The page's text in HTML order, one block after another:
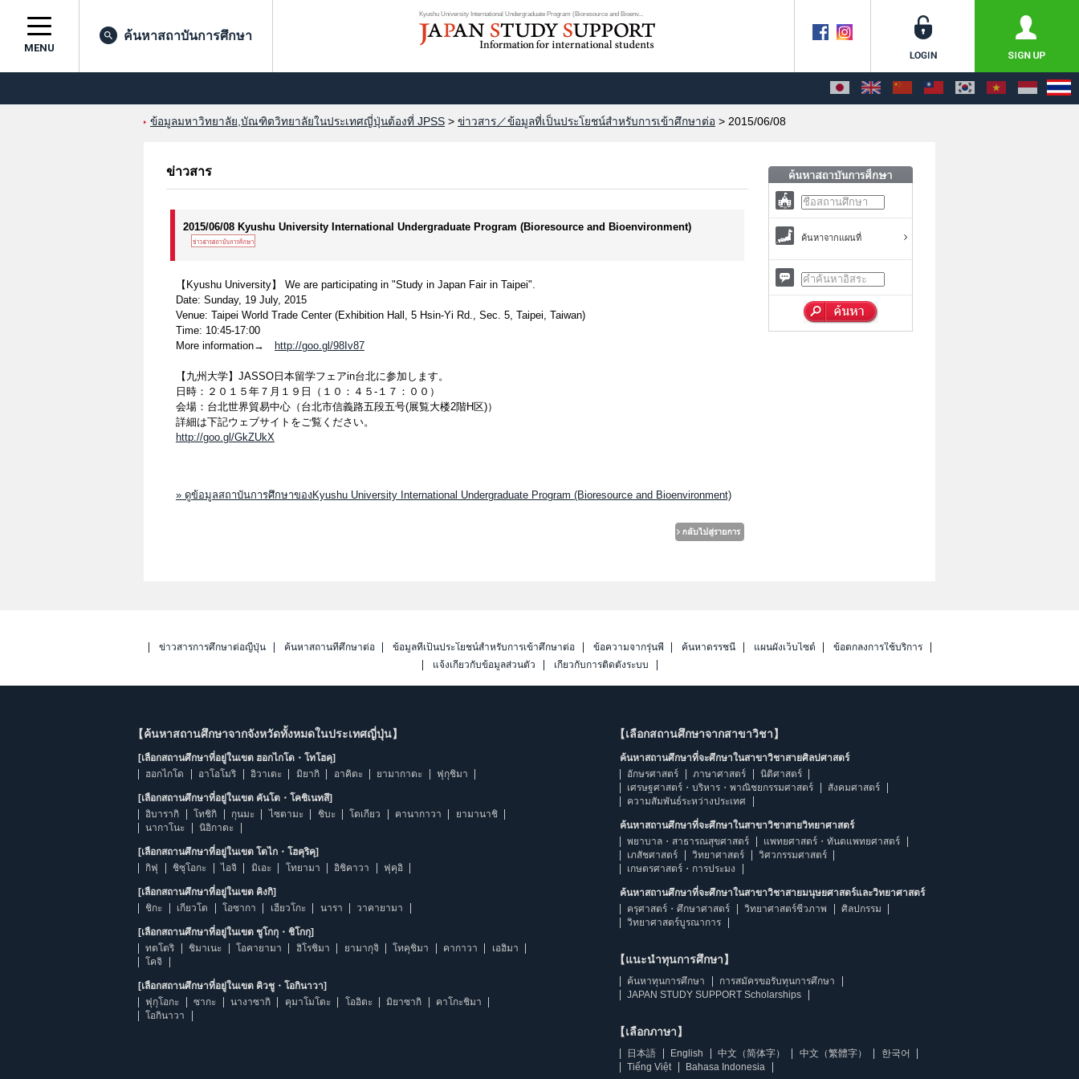
Kyushu University International Undergraduate Program (Bioresource and Bioenv...
MENU
ค้นหาสถาบันการศึกษา
ข้อมูลมหาวิทยาลัย,บัณฑิตวิทยาลัยในประเทศญี่ปุ่นต้องที่ JPSS > ข่าวสาร／ข้อมูลที่เป็นประโยชน์สำหรับการเข้าศึกษาต่อ > 2015/06/08
ข่าวสาร
2015/06/08 Kyushu University International Undergraduate Program (Bioresource and Bioenvironment)
【Kyushu University】 We are participating in "Study in Japan Fair in Taipei".
Date: Sunday, 19 July, 2015
Venue: Taipei World Trade Center (Exhibition Hall, 5 Hsin-Yi Rd., Sec. 5, Taipei, Taiwan)
Time: 10:45-17:00
More information→
http://goo.gl/98Iv87
【九州大学】JASSO日本留学フェアin台北に参加します。
日時：２０１５年７月１９日（１０：４５-１７：００）
会場：台北世界貿易中心（台北市信義路五段五号(展覧大楼2階H区)）
詳細は下記ウェブサイトをご覧ください。
http://goo.gl/GkZUkX
» ดูข้อมูลสถาบันการศึกษาของKyushu University International Undergraduate Program (Bioresource and Bioenvironment)
ค้นหาจากแผนที่
ข่าวสารการศึกษาต่อญี่ปุ่น ค้นหาสถานที่ศึกษาต่อ ข้อมูลที่เป็นประโยชน์สำหรับการเข้าศึกษาต่อ ข้อความจากรุ่นพี่ ค้นหาดรรชนี แผนผังเว็บไซต์
ข้อตกลงการใช้บริการ
แจ้งเกี่ยวกับข้อมูลส่วนตัว
เกี่ยวกับการติดตั้งระบบ
【ค้นหาสถานศึกษาจากจังหวัดทั้งหมดในประเทศญี่ปุ่น】
[เลือกสถานศึกษาที่อยู่ในเขต ฮอกไกโด・โทโฮคุ]
ฮอกไกโด
อาโอโมริ อิวาเตะ มิยากิ อาคิตะ ยามากาตะ ฟุกุชิมา
[เลือกสถานศึกษาที่อยู่ในเขต คันโต・โคชิเนทสึ]
อิบารากิ
โทชิกิ กุนมะ ไซตามะ ชิบะ โตเกียว คานากาวา
ยามานาชิ
นากาโนะ
นิอิกาตะ
[เลือกสถานศึกษาที่อยู่ในเขต โตไก・โฮคุริคุ]
กิฟุ
ชิซุโอกะ ไอจิ มิเอะ โทยามา อิชิคาวา ฟุคุอิ
[เลือกสถานศึกษาที่อยู่ในเขต คิงกิ]
ชิกะ
เกียวโต โอซากา เฮียวโกะ นารา วาคายามา
[เลือกสถานศึกษาที่อยู่ในเขต ชูโกกุ・ชิโกกุ]
ทตโตริ
ชิมาเนะ โอคายามา ฮิโรชิมา ยามากุจิ โทคุชิมา คากาวา
เอฮิมา
โคจิ
[เลือกสถานศึกษาที่อยู่ในเขต คิวชู・โอกินาวา]
ฟุกุโอกะ
ซากะ นางาซากิ คุมาโมโตะ โออิตะ มิยาซากิ
คาโกะชิมา
โอกินาวา
【เลือกสถานศึกษาจากสาขาวิชา】
ค้นหาสถานศึกษาที่จะศึกษาในสาขาวิชาสายศิลปศาสตร์
อักษรศาสตร์
ภาษาศาสตร์
นิติศาสตร์
เศรษฐศาสตร์・บริหาร・พาณิชยกรรมศาสตร์
สังคมศาสตร์
ความสัมพันธ์ระหว่างประเทศ
ค้นหาสถานศึกษาที่จะศึกษาในสาขาวิชาสายวิทยาศาสตร์
พยาบาล・สาธารณสุขศาสตร์
แพทยศาสตร์・ทันตแพทยศาสตร์
เภสัชศาสตร์
วิทยาศาสตร์
วิศวกรรมศาสตร์
เกษตรศาสตร์・การประมง
ค้นหาสถานศึกษาที่จะศึกษาในสาขาวิชาสายมนุษยศาสตร์และวิทยาศาสตร์
ครุศาสตร์・ศึกษาศาสตร์
วิทยาศาสตร์ชีวภาพ
ศิลปกรรม
วิทยาศาสตร์บูรณาการ
【แนะนำทุนการศึกษา】
ค้นหาทุนการศึกษา
การสมัครขอรับทุนการศึกษา
JAPAN STUDY SUPPORT Scholarships
【เลือกภาษา】
日本語 English 中文（简体字） 中文（繁體字）
한국어
Tiếng Việt
Bahasa Indonesia